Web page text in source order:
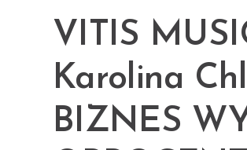
VITIS
Karolina
BIZNES